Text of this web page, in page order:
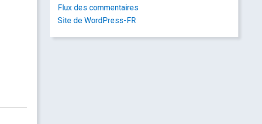
Flux des commentaires
Site de WordPress-FR